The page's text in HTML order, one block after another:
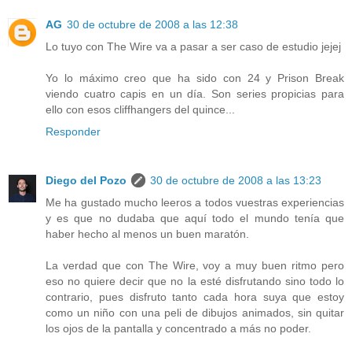
AG 30 de octubre de 2008 a las 12:38
Lo tuyo con The Wire va a pasar a ser caso de estudio jejej
Yo lo máximo creo que ha sido con 24 y Prison Break
viendo cuatro capis en un día. Son series propicias para
ello con esos cliffhangers del quince...
Responder
Diego del Pozo
30 de octubre de 2008 a las 13:23
Me ha gustado mucho leeros a todos vuestras experiencias
y es que no dudaba que aquí todo el mundo tenía que
haber hecho al menos un buen maratón.
La verdad que con The Wire, voy a muy buen ritmo pero
eso no quiere decir que no la esté disfrutando sino todo lo
contrario, pues disfruto tanto cada hora suya que estoy
como un niño con una peli de dibujos animados, sin quitar
los ojos de la pantalla y concentrado a más no poder.